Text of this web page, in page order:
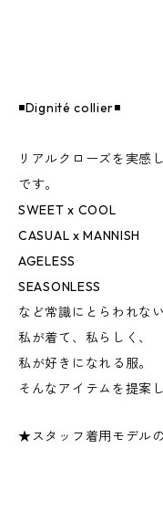
◾️Dignité collier◾️
リアルクローズを実感
です。
SWEET x COOL
CASUAL x MANNISH
AGELESS
SEASONLESS
など常識にとらわれない
私が着て、私らしく、
私が好きになれる服。
そんなアイテムを提案し
★スタッフ着用モデルの